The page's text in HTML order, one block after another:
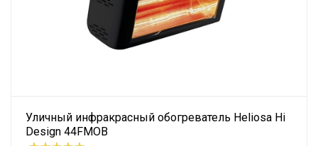
Уличный инфракрасный обогреватель Heliosa Hi
Design 44FMOB